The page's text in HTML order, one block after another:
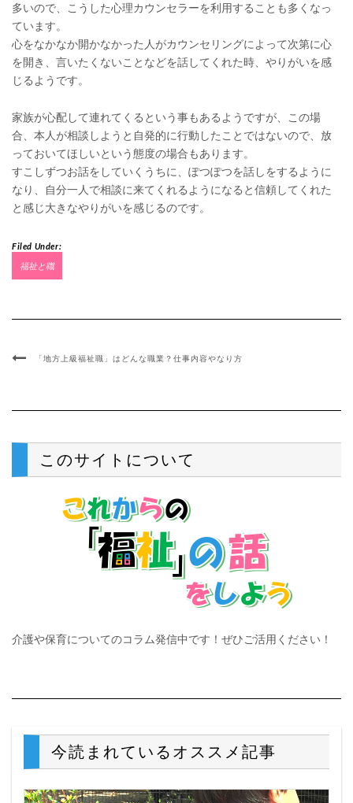
多いので、こうした心理カウンセラーを利用することも多くなっ
ています。
心をなかなか開かなかった人がカウンセリングによって次第に心
を開き、言いたくないことなどを話してくれた時、やりがいを感
じるようです。
家族が心配して連れてくるという事もあるようですが、この場
合、本人が相談しようと自発的に行動したことではないので、放
っておいてほしいという態度の場合もあります。
すこしずつお話をしていくうちに、ぽつぽつを話しをするように
なり、自分一人で相談に来てくれるようになると信頼してくれた
と感じ大きなやりがいを感じるのです。
Filed Under:
福祉と職
「地方上級福祉職」はどんな職業？仕事内容やなり方
このサイトについて
介護や保育についてのコラム発信中です！ぜひご活用ください！
今読まれているオススメ記事